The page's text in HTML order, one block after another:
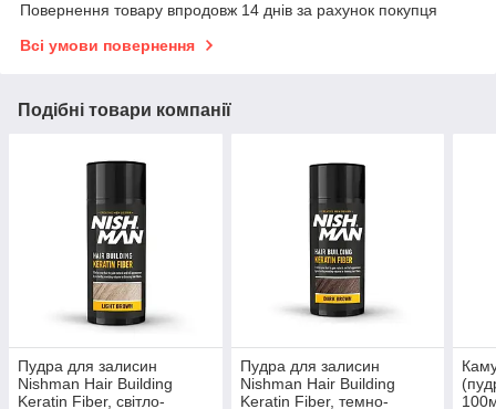
Повернення товару впродовж 14 днів за рахунок покупця
Всі умови повернення
Подібні товари компанії
Пудра для залисин
Nishman Hair Building
Keratin Fiber, світло-
Пудра для залисин
Nishman Hair Building
Keratin Fiber, темно-